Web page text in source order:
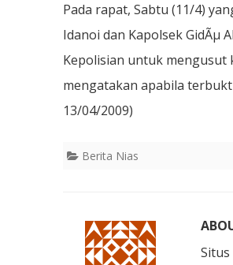
Pada rapat, Sabtu (11/4)
Idanoi dan Kapolsek GidÃµ
Kepolisian untuk mengusut
mengatakan apabila
13/04/2009)
Berita Nias